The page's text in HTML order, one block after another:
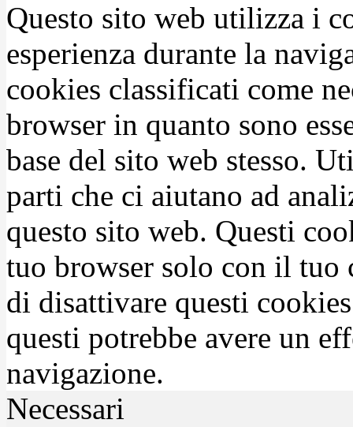
Questo sito web utilizza i
esperienza durante la
cookies classificati come
browser in quanto sono
base del sito web stesso.
parti che ci aiutano ad
questo sito web. Questi
tuo browser solo con il tuo
di disattivare questi
questi potrebbe avere un
navigazione.
Necessari